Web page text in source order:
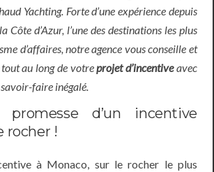
Yachting. Forte d’une expérience depuis
Côte d’Azur, l’une des destinations les plus
d’affaires, notre agence vous conseille et
au long de votreprojet d’incentiveavec
faire inégalé.
promesse d’un incentive
rocher !
à Monaco, sur le rocher le plus